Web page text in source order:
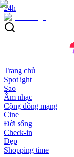
24h
Trang chủ
Spotlight
Sao
Âm nhạc
Cộng đồng mạng
Cine
Đời sống
Check-in
Đẹp
Shopping time